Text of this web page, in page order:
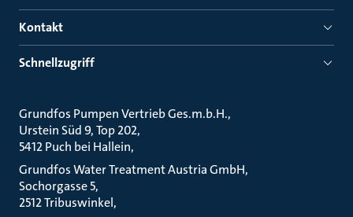
Kontakt
Schnellzugriff
Grundfos Pumpen Vertrieb Ges.m.b.H.
Urstein Süd 9, Top 202
5412 Puch bei Hallein
Grundfos Water Treatment Austria GmbH
Sochorgasse 5
2512 Tribuswinkel